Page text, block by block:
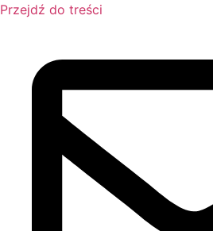
Przejdź do treści